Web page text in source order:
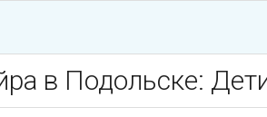
в Подольске: